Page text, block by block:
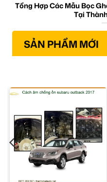
Tổng Hợp Các Mẫu Bọc
Tại
SẢN PHẨM MỚI